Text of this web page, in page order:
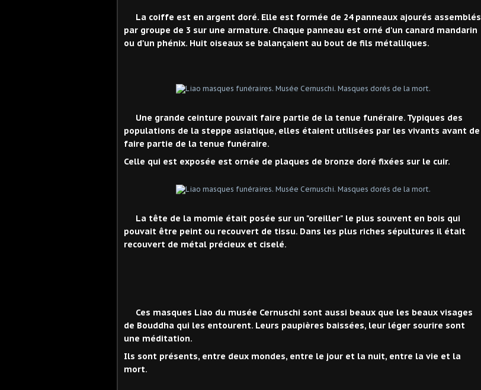
La coiffe est en argent doré. Elle est formée de 24 panneaux ajourés assemblés
par groupe de 3 sur une armature. Chaque panneau est orné d'un canard mandarin
ou d'un phénix. Huit oiseaux se balançaient au bout de fils métalliques.
Une grande ceinture pouvait faire partie de la tenue funéraire. Typiques des
populations de la steppe asiatique, elles étaient utilisées par les vivants avant de
faire partie de la tenue funéraire.
Celle qui est exposée est ornée de plaques de bronze doré fixées sur le cuir.
La tête de la momie était posée sur un "oreiller" le plus souvent en bois qui
pouvait être peint ou recouvert de tissu. Dans les plus riches sépultures il était
recouvert de métal précieux et ciselé.
Ces masques Liao du musée Cernuschi sont aussi beaux que les beaux visages
de Bouddha qui les entourent. Leurs paupières baissées, leur léger sourire sont
une méditation.
Ils sont présents, entre deux mondes, entre le jour et la nuit, entre la vie et la
mort.